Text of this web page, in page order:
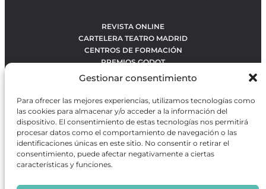
Gestionar consentimiento
Para ofrecer las mejores experiencias, utilizamos tecnologías como
las cookies para almacenar y/o acceder a la información del
dispositivo. El consentimiento de estas tecnologías nos permitirá
procesar datos como el comportamiento de navegación o las
identificaciones únicas en este sitio. No consentir o retirar el
consentimiento, puede afectar negativamente a ciertas
características y funciones.
REVISTA ONLINE
CARTELERA TEATRO MADRID
CENTROS DE FORMACIÓN
PREMIOS GODOT
CONTACTO
OBRAS MÁS VOTADAS
RANKING MEJORES OBRAS
BÚSQUEDA AVANZADA DE OBRAS
Revista GODOTes una revista independiente especializada